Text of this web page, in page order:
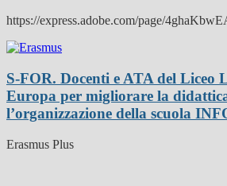
https://express.adobe.com/page/
S-FOR. Docenti e ATA del Liceo
Europa per migliorare la
l’organizzazione della scuola
Erasmus Plus